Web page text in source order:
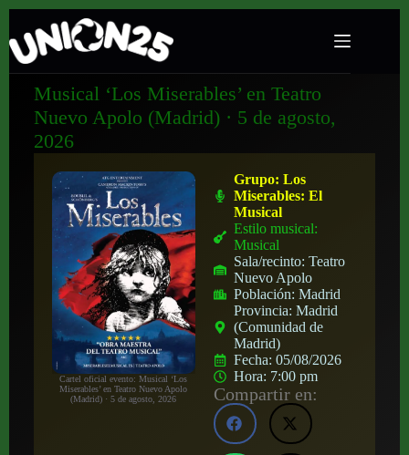
Musical ‘Los Miserables’ en Teatro
Nuevo Apolo (Madrid) · 5 de agosto,
2026
Cartel oficial evento: Musical ‘Los
Miserables’ en Teatro Nuevo Apolo
(Madrid) · 5 de agosto, 2026
Grupo:Los
Miserables: El
Musical
Estilo musical:
Musical
Sala/recinto:Teatro
Nuevo Apolo
Población:Madrid
Provincia:Madrid
(Comunidad de
Madrid)
Fecha:05/08/2026
Hora: 7:00 pm
Compartir en: